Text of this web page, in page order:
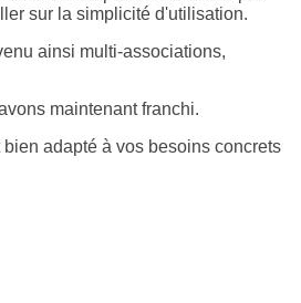
sur la simplicité d'utilisation.
ainsi multi-associations,
maintenant franchi.
adapté à vos besoins concrets